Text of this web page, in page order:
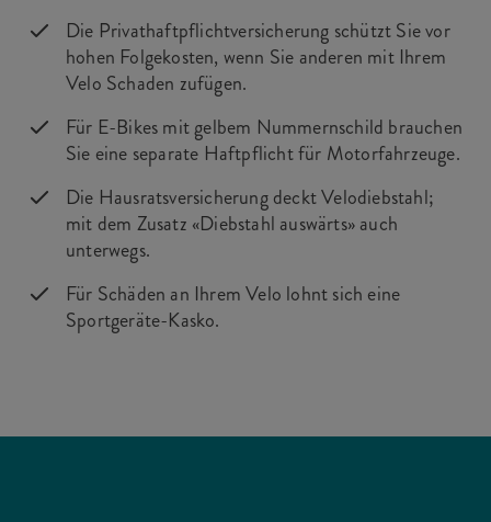
Die Privathaftpflichtversicherung schützt Sie vor
hohen Folgekosten, wenn Sie anderen mit Ihrem
Velo Schaden zufügen.
Für E-Bikes mit gelbem Nummernschild brauchen
Sie eine separate Haftpflicht für Motorfahrzeuge.
Die Hausratsversicherung deckt Velodiebstahl;
mit dem Zusatz «Diebstahl auswärts» auch
unterwegs.
Für Schäden an Ihrem Velo lohnt sich eine
Sportgeräte-Kasko.